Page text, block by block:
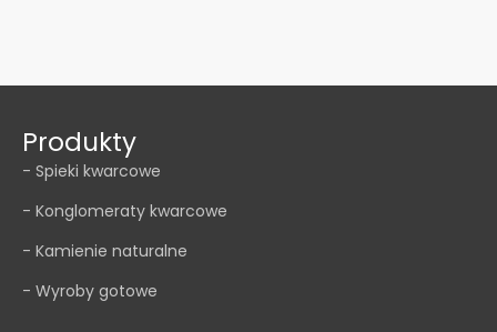
Produkty
- Spieki kwarcowe
- Konglomeraty kwarcowe
- Kamienie naturalne
- Wyroby gotowe